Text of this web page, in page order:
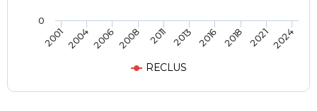
RECLUS
2001200420062008 2011 2013 2016 2018 20212024
0